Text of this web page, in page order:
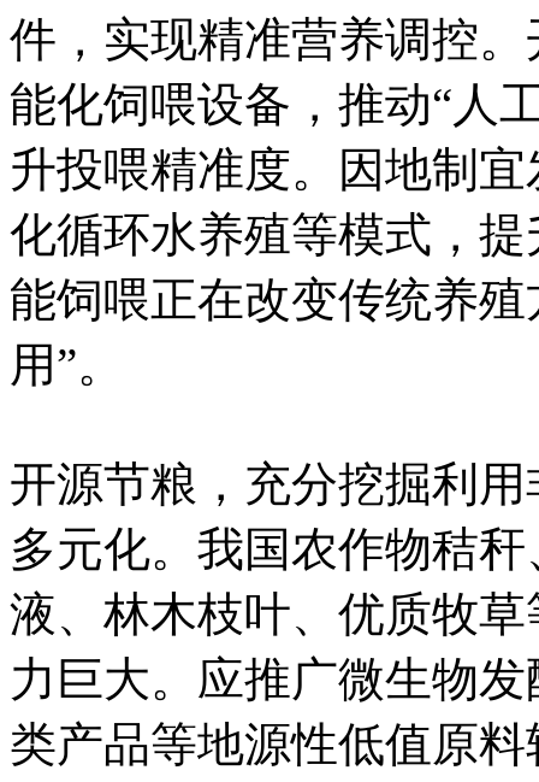
件，实现精准营养调控
能化饲喂设备，推动“人
升投喂精准度。因地制
化循环水养殖等模式，
能饲喂正在改变传统养
用”。
开源节粮，充分挖掘利
多元化。我国农作物秸
液、林木枝叶、优质牧
力巨大。应推广微生物
类产品等地源性低值原